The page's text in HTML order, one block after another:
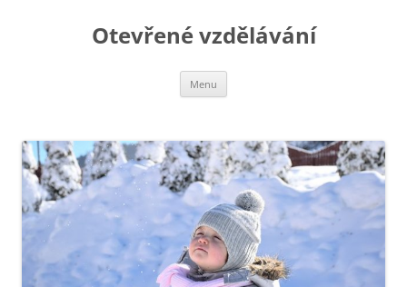
Otevřené vzdělávání
Menu